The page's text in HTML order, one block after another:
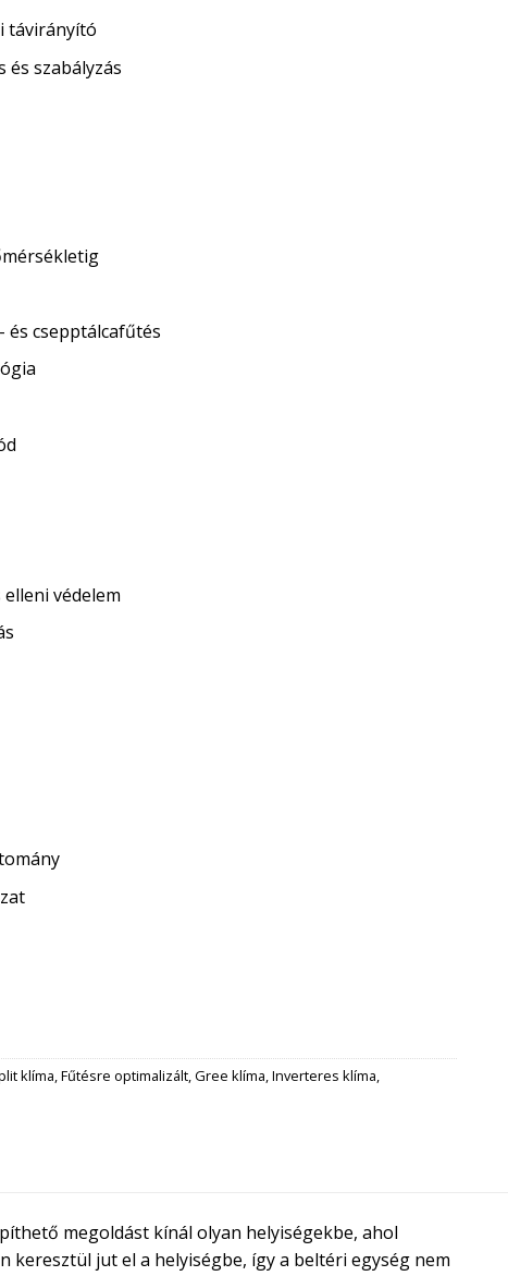
távirányító
és szabályzás
csepptálcafűtés
védelem
klíma Fűtésre optimalizált Gree klíma Inverteres klíma
megoldást kínál olyan helyiségekbe, ahol
keresztül jut el a helyiségbe, így a beltéri egység nem